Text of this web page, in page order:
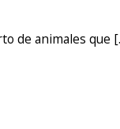
de animales que